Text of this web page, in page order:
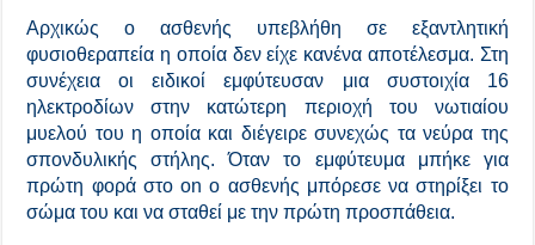
Αρχικώς ο ασθενής υπεβλήθη σε εξαντλητική
φυσιοθεραπεία η οποία δεν είχε κανένα αποτέλεσμα. Στη
συνέχεια οι ειδικοί εμφύτευσαν μια συστοιχία 16
ηλεκτροδίων στην κατώτερη περιοχή του νωτιαίου
μυελού του η οποία και διέγειρε συνεχώς τα νεύρα της
σπονδυλικής στήλης. Όταν το εμφύτευμα μπήκε για
πρώτη φορά στο on ο ασθενής μπόρεσε να στηρίξει το
σώμα του και να σταθεί με την πρώτη προσπάθεια.